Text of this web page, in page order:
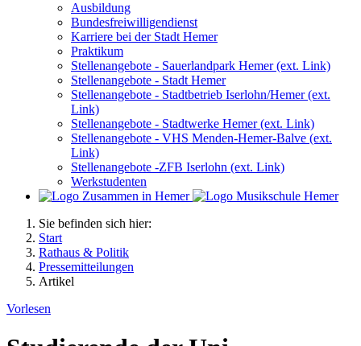
Ausbildung
Bundesfreiwilligendienst
Karriere bei der Stadt Hemer
Praktikum
Stellenangebote - Sauerlandpark Hemer (ext. Link)
Stellenangebote - Stadt Hemer
Stellenangebote - Stadtbetrieb Iserlohn/Hemer (ext.
Link)
Stellenangebote - Stadtwerke Hemer (ext. Link)
Stellenangebote - VHS Menden-Hemer-Balve (ext.
Link)
Stellenangebote -ZFB Iserlohn (ext. Link)
Werkstudenten
Sie befinden sich hier:
Start
Rathaus & Politik
Pressemitteilungen
Artikel
Vorlesen